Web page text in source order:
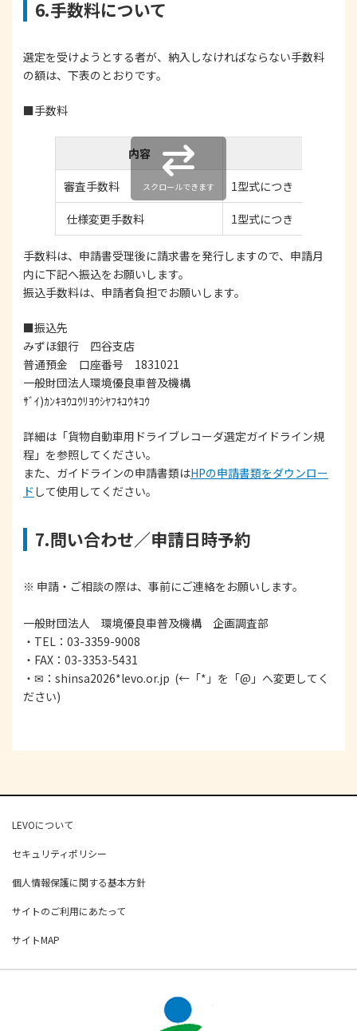
6.手数料について
選定を受けようとする者が、納入しなければならない手数料
の額は、下表のとおりです。
■手数料
内容
審査手数料 1型式につき
仕様変更手数料 1型式につき
スクロールできます
手数料は、申請書受理後に請求書を発行しますので、申請月
内に下記へ振込をお願いします。
振込手数料は、申請者負担でお願いします。
■振込先
みずほ銀行 四谷支店
普通預金 口座番号 1831021
一般財団法人環境優良車普及機構
ｻﾞｲ)ｶﾝｷﾖｳﾕｳﾘﾖｳｼﾔﾌｷﾕｳｷｺｳ
詳細は「貨物自動車用ドライブレコーダ選定ガイドライン規
程」を参照してください。
また、ガイドラインの申請書類はHPの申請書類をダウンロー
ド して使用してください。
7.問い合わせ／申請日時予約
※ 申請・ご相談の際は、事前にご連絡をお願いします。
一般財団法人 環境優良車普及機構 企画調査部
・TEL：03-3359-9008
・FAX：03-3353-5431
・✉：shinsa2026*levo.or.jp (←「*」を「@」へ変更してく
ださい)
LEVOについて
セキュリティポリシー
個人情報保護に関する基本方針
サイトのご利用にあたって
サイトMAP